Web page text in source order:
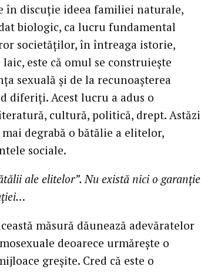
în discuţie ideea familiei naturale,
biologic, ca lucru fundamental
societăţilor, în întreaga istorie,
este că omul se construieşte
sexuală şi de la recunoaşterea
diferiţi. Acest lucru a adus o
cultură, politică, drept. Astăzi
degrabă o bătălie a elitelor,
sociale.
ale elitelor”. Nu există nici o garanţie
măsură dăunează adevăratelor
deoarece urmăreşte o
greşite. Cred că este o